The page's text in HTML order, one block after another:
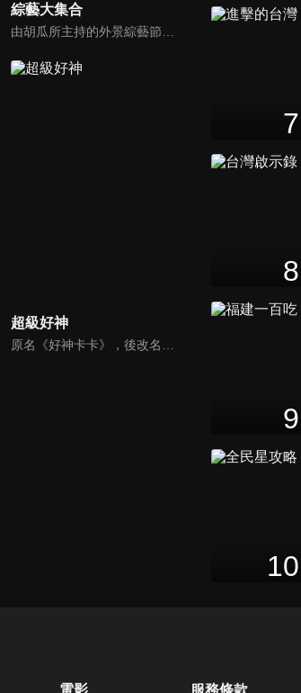
綜藝大集合
超級好神
原名《好神卡卡》，後改名為《超級好神》，是一檔益智類綜藝節目，由「A咖天王」徐乃麟搭配黃鐙輝主持。「好神智慧王」、「好神記憶王」、「誰是爆點王」、「好神送好禮」四個單元，讓來賓一較高下。比反應，比記憶，比機智，比膽識，幸運女神的眷顧與遠離永遠都是個未知數！
7
8
9
10
電影 服務條款